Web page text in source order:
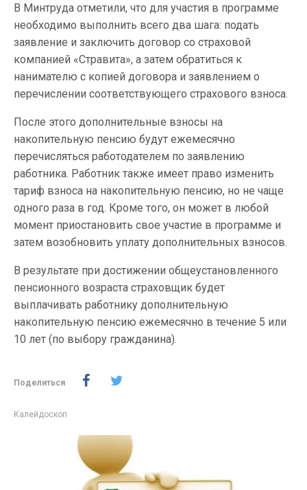
В Минтруда отметили, что для участия в программе
необходимо выполнить всего два шага: подать
заявление и заключить договор со страховой
компанией «Стравита», а затем обратиться к
нанимателю с копией договора и заявлением о
перечислении соответствующего страхового взноса.
После этого дополнительные взносы на
накопительную пенсию будут ежемесячно
перечисляться работодателем по заявлению
работника. Работник также имеет право изменить
тариф взноса на накопительную пенсию, но не чаще
одного раза в год. Кроме того, он может в любой
момент приостановить свое участие в программе и
затем возобновить уплату дополнительных взносов.
В результате при достижении общеустановленного
пенсионного возраста страховщик будет
выплачивать работнику дополнительную
накопительную пенсию ежемесячно в течение 5 или
10 лет (по выбору гражданина).
Поделиться
Калейдоскоп